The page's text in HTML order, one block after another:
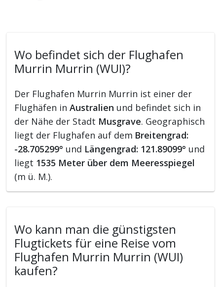
Wo befindet sich der Flughafen
Murrin Murrin (WUI)?
Der Flughafen Murrin Murrin ist einer der
Flughäfen inAustralien und befindet sich in
der Nähe der Stadt Musgrave. Geographisch
liegt der Flughafen auf dem Breitengrad:
-28.705299° und Längengrad: 121.89099° und
liegt 1535 Meter über dem Meeresspiegel
(m ü. M.).
Wo kann man die günstigsten
Flugtickets für eine Reise vom
Flughafen Murrin Murrin (WUI)
kaufen?